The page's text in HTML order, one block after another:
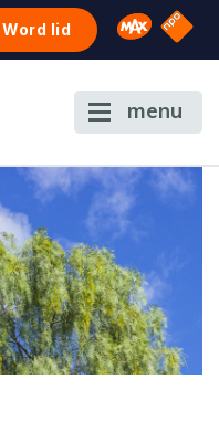
Word lid Omroep
NPO
menu